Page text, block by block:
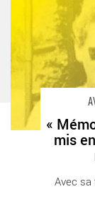
«
mis
Avignon Avignon